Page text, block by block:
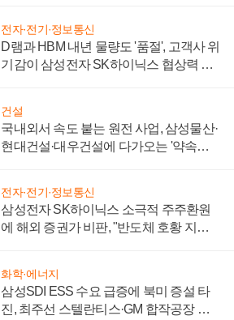
전자·전기·정보통신
D램과 HBM 내년 물량도 '품절', 고객사 위
기감이 삼성전자 SK하이닉스 협상력 더
건설
국내외서 속도 붙는 원전 사업, 삼성물산·
현대건설·대우건설에 다가오는 '약속의
전자·전기·정보통신
삼성전자 SK하이닉스 소극적 주주환원
에 해외 증권가 비판, "반도체 호황 지속
화학·에너지
삼성SDI ESS 수요 급증에 북미 증설 타
진, 최주선 스텔란티스·GM 합작공장 건